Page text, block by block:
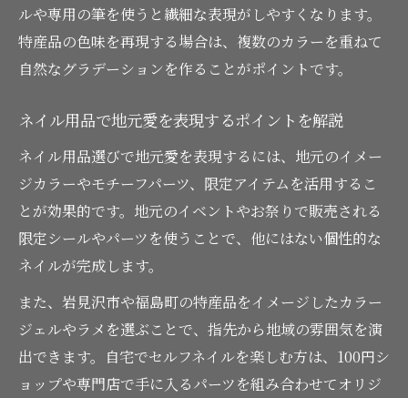
指先から始まるふるさと再発見の楽しみ方
ネイルを通じて見つけるふるさとの新たな
魅力
指先で楽しむふるさと自慢ネイルのアイデ
ア
地元の魅力をネイルで伝える楽しさとは
ネイル用品を活かしたふるさと応援のすす
め
ルや専用の筆を使うと繊細な表現がしやすくなります。
特産品の色味を再現する場合は、複数のカラーを重ねて
自然なグラデーションを作ることがポイントです。
ネイル用品で地元愛を表現するポイントを解説
ネイル用品選びで地元愛を表現するには、地元のイメー
ジカラーやモチーフパーツ、限定アイテムを活用するこ
とが効果的です。地元のイベントやお祭りで販売される
限定シールやパーツを使うことで、他にはない個性的な
ネイルが完成します。
また、岩見沢市や福島町の特産品をイメージしたカラー
ジェルやラメを選ぶことで、指先から地域の雰囲気を演
出できます。自宅でセルフネイルを楽しむ方は、100円シ
ョップや専門店で手に入るパーツを組み合わせてオリジ